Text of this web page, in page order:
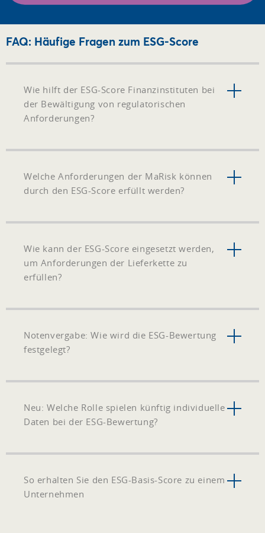
FAQ: Häufige Fragen zum ESG-Score
Wie hilft der ESG-Score Finanzinstituten bei
der Bewältigung von regulatorischen
Anforderungen?
Welche Anforderungen der MaRisk können
durch den ESG-Score erfüllt werden?
Wie kann der ESG-Score eingesetzt werden,
um Anforderungen der Lieferkette zu
erfüllen?
Notenvergabe: Wie wird die ESG-Bewertung
festgelegt?
Neu: Welche Rolle spielen künftig individuelle
Daten bei der ESG-Bewertung?
So erhalten Sie den ESG-Basis-Score zu einem
Unternehmen